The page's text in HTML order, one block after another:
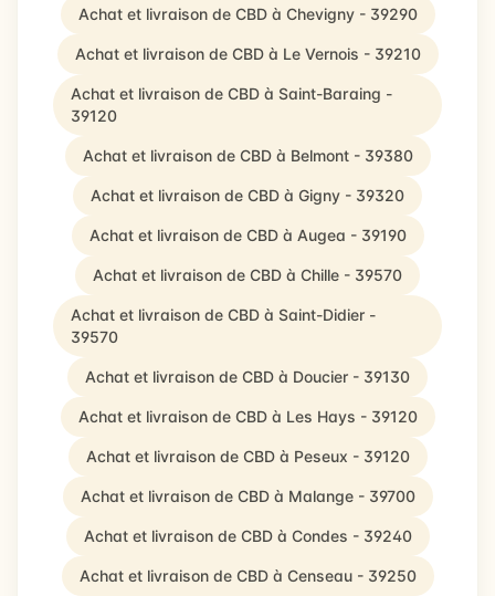
Achat et livraison de CBD à Chevigny - 39290
Achat et livraison de CBD à Le Vernois - 39210
Achat et livraison de CBD à Saint-Baraing -
39120
Achat et livraison de CBD à Belmont - 39380
Achat et livraison de CBD à Gigny - 39320
Achat et livraison de CBD à Augea - 39190
Achat et livraison de CBD à Chille - 39570
Achat et livraison de CBD à Saint-Didier -
39570
Achat et livraison de CBD à Doucier - 39130
Achat et livraison de CBD à Les Hays - 39120
Achat et livraison de CBD à Peseux - 39120
Achat et livraison de CBD à Malange - 39700
Achat et livraison de CBD à Condes - 39240
Achat et livraison de CBD à Censeau - 39250